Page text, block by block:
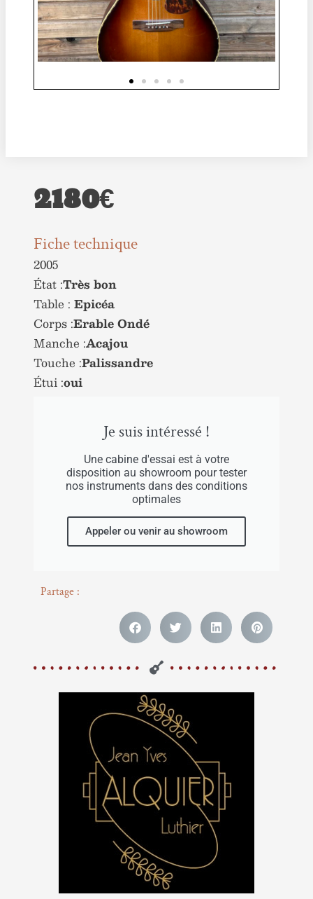
2180€
Fiche technique
2005
État :Très bon
Table : Epicéa
Corps :Erable Ondé
Manche :Acajou
Touche :Palissandre
Étui :oui
Je suis intéressé !
Une cabine d'essai est à votre
disposition au showroom pour tester
nos instruments dans des conditions
optimales
Appeler ou venir au showroom
Partage :